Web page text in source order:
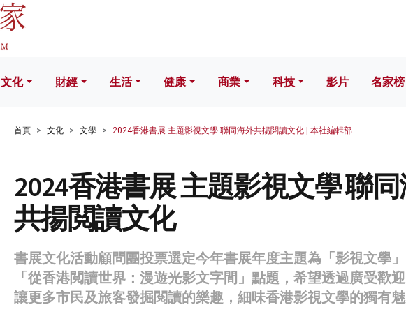
文化 財經 生活 健康 商業 科技 影片 名家榜
首頁 文化 文學 2024香港書展 主題影視文學 聯同海外共揚閲讀文化 | 本社編輯部
2024香港書展 主題影視文學 聯
共揚閲讀文化
書展文化活動顧問團投票選定今年書展年度主題為「影視文學
「從香港閲讀世界：漫遊光影文字間」點題，希望透過廣受歡迎
讓更多市民及旅客發掘閱讀的樂趣，細味香港影視文學的獨有魅